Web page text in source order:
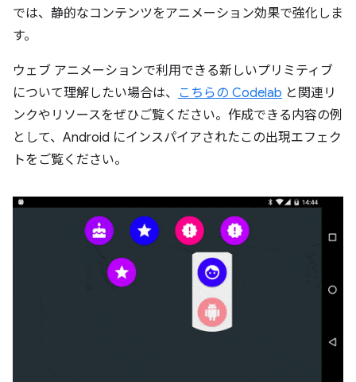
では、静的なコンテンツをアニメーション効果で強化しま
す。
ウェブ アニメーションで利用できる新しいプリミティブ
について理解したい場合は、 こちらの Codelab と関連リ
ンクやリソースをぜひご覧ください。作成できる内容の例
として、Android にインスパイアされたこの出現エフェク
トをご覧ください。